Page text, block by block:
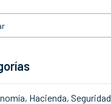
Hacienda, Seguridad